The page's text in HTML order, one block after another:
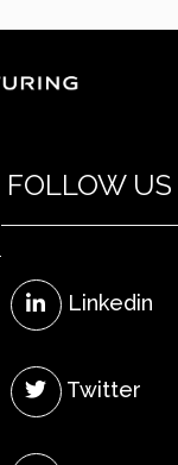
FOLLOW US
Linkedin
Twitter